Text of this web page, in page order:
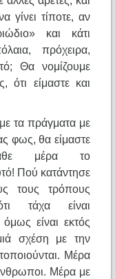
γίνει τίποτε, αν
και κάτι
πρόχειρα,
Θα νομίζουμε
ότι είμαστε και
τα πράγματα με
φως, θα είμαστε
μέρα το
Πού κατάντησε
τους τρόπους
τάχα είναι
είναι εκτός
σχέση με την
Μέρα
Μέρα με